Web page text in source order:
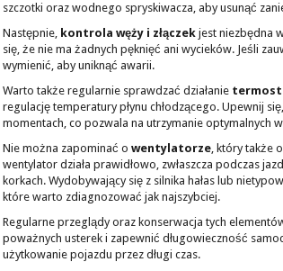
szczotki oraz wodnego spryskiwacza, aby usunąć
Następnie, kontrola węży i złączek jest niezbędna
się, że nie ma żadnych pęknięć ani wycieków. Jeśli
wymienić, aby uniknąć awarii.
Warto także regularnie sprawdzać działanie
regulację temperatury płynu chłodzącego. Upewnij
momentach, co pozwala na utrzymanie optymalnych
Nie można zapominać o wentylatorze, który także
wentylator działa prawidłowo, zwłaszcza podczas
korkach. Wydobywający się z silnika hałas lub
które warto zdiagnozować jak najszybciej.
Regularne przeglądy oraz konserwacja tych
poważnych usterek i zapewnić długowieczność
użytkowanie pojazdu przez długi czas.